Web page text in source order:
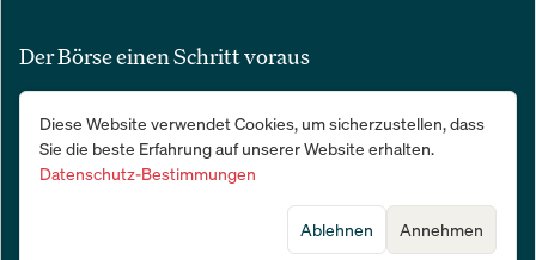
Der Börse einen Schritt voraus
Alle relevanten Nachrichten aus Wirtschaft und Finanzen in einer
einfachen E-Mail. 100 % kostenlos:
Diese Website verwendet Cookies, um sicherzustellen, dass
Sie die beste Erfahrung auf unserer Website erhalten.
Datenschutz-Bestimmungen
Annehmen
Ablehnen